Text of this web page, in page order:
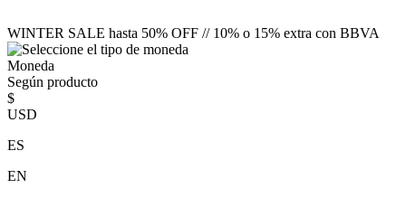
WINTER SALE hasta 50% OFF // 10% o 15% extra con BBVA
Moneda
Según producto
$
USD
ES
EN